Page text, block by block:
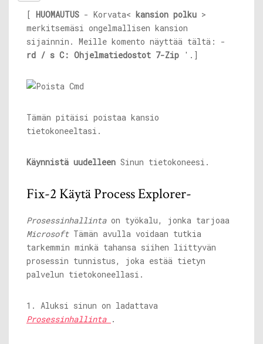
[ HUOMAUTUS - Korvata< kansion polku >
merkitsemäsi ongelmallisen kansion
sijainnin. Meille komento näyttää tältä: -
rd / s C: Ohjelmatiedostot 7-Zip '.]
Tämän pitäisi poistaa kansio
tietokoneeltasi.
Käynnistä uudelleen Sinun tietokoneesi.
Fix-2 Käytä Process Explorer-
Prosessinhallintaon työkalu, jonka tarjoaa
MicrosoftTämän avulla voidaan tutkia
tarkemmin minkä tahansa siihen liittyvän
prosessin tunnistus, joka estää tietyn
palvelun tietokoneellasi.
1. Aluksi sinun on ladattava
Prosessinhallinta .